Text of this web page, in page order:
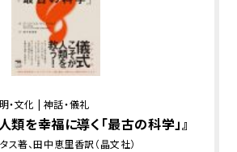
・文化 | 神話・儀礼
類を幸福に導く「最古の科学」』
ス著、田中恵里香訳（晶文社）